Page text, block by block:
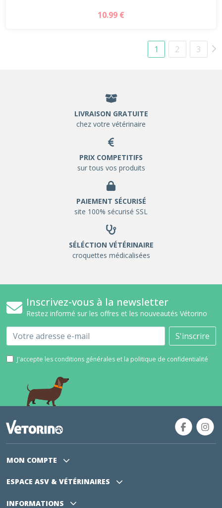
10.99 €
1 2 3
LIVRAISON GRATUITE
chez votre vétérinaire
PRIX COMPETITIFS
sur tous vos produits
PAIEMENT SÉCURISÉ
site 100% sécurisé SSL
SÉLÉCTION VÉTÉRINAIRE
croquettes médicalisées
Inscrivez-vous à la newsletter
Restez informé sur les offres et les nouveautés Vétorino
Email S'inscrire
J'accepte les conditions générales et la politique de confidentialité
MON COMPTE
ESPACE ASV & VÉTÉRINAIRES
INFORMATIONS